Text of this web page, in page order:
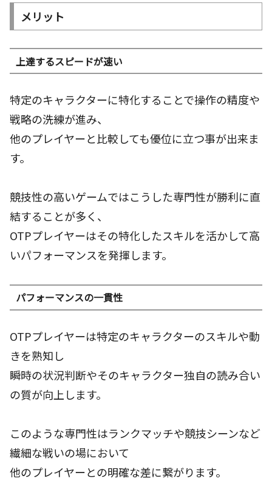
メリット
上達するスピードが速い
特定のキャラクターに特化することで操作の精度や
戦略の洗練が進み、
他のプレイヤーと比較しても優位に立つ事が出来ま
す。
競技性の高いゲームではこうした専門性が勝利に直
結することが多く、
OTPプレイヤーはその特化したスキルを活かして高
いパフォーマンスを発揮します。
パフォーマンスの一貫性
OTPプレイヤーは特定のキャラクターのスキルや動
きを熟知し
瞬時の状況判断やそのキャラクター独自の読み合い
の質が向上します。
このような専門性はランクマッチや競技シーンなど
繊細な戦いの場において
他のプレイヤーとの明確な差に繋がります。